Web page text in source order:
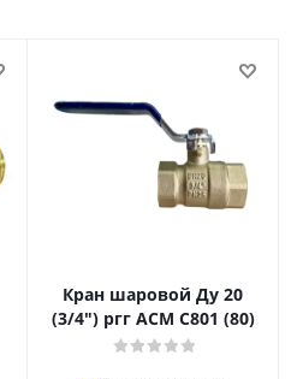
Кран шаровой Ду 20
(3/4") ргг АСМ C801 (80)